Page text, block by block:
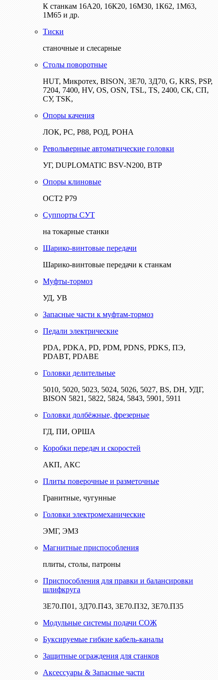
К станкам 16А20, 16К20, 16М30, 1К62, 1М63,
1М65 и др.
Тиски
станочные и слесарные
Столы поворотные
HUT, Микротех, BISON, 3Е70, 3Д70, G, KRS, PSP,
7204, 7400, HV, OS, OSN, TSL, TS, 2400, СК, СП,
СУ, TSK,
Опоры качения
ЛОК, РС, Р88, РОД, РОНА
Револьверные автоматические головки
УГ, DUPLOMATIC BSV-N200, ВТР
Опоры клиновые
ОСТ2 Р79
Суппорты СУТ
на токарные станки
Шарико-винтовые передачи
Шарико-винтовые передачи к станкам
Муфты-тормоз
УД, УВ
Запасные части к муфтам-тормоз
Педали электрические
PDA, PDKA, PD, PDM, PDNS, PDKS, ПЭ,
PDABT, PDABE
Головки делительные
5010, 5020, 5023, 5024, 5026, 5027, BS, DH, УДГ,
BISON 5821, 5822, 5824, 5843, 5901, 5911
Головки долбёжные, фрезерные
ГД, ПИ, ОРША
Коробки передач и скоростей
АКП, АКС
Плиты поверочные и разметочные
Гранитные, чугунные
Головки электромеханические
ЭМГ, ЭМЗ
Магнитные приспособления
плиты, столы, патроны
Приспособления для правки и балансировки
шлифкруга
3Е70.П01, 3Д70.П43, 3Е70.П32, 3Е70.П35
Модульные системы подачи СОЖ
Буксируемые гибкие кабель-каналы
Защитные ограждения для станков
Аксессуары & Запасные части